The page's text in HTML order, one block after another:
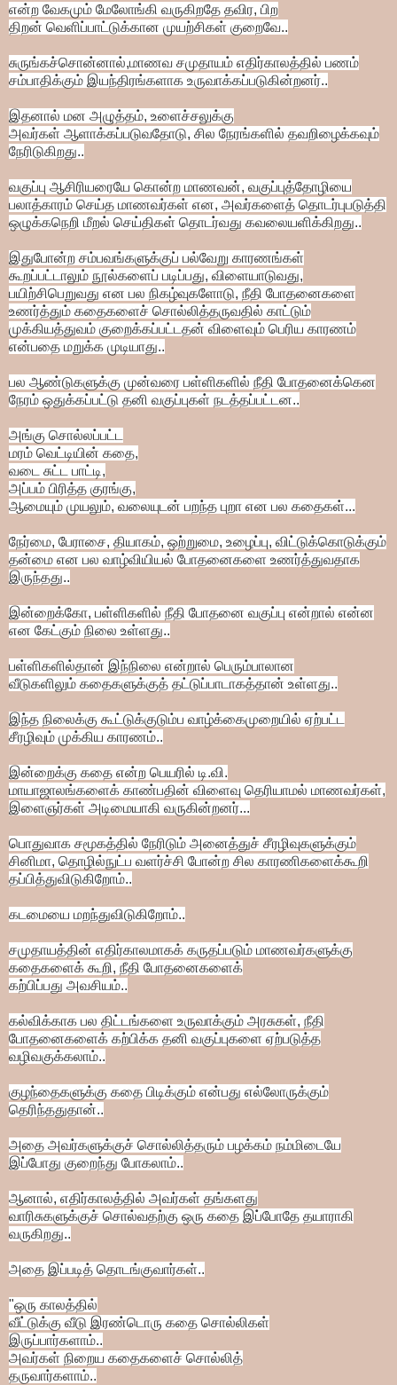
என்ற வேகமும் மேலோங்கி வருகிறதே தவிர, பிற
திறன் வெளிப்பாட்டுக்கான முயற்சிகள் குறைவே..
சுருங்கச்சொன்னால்,மாணவ சமுதாயம் எதிர்காலத்தில் பணம்
சம்பாதிக்கும் இயந்திரங்களாக உருவாக்கப்படுகின்றனர்..
இதனால் மன அழுத்தம், உளைச்சலுக்கு
அவர்கள் ஆளாக்கப்படுவதோடு, சில நேரங்களில் தவறிழைக்கவும்
நேரிடுகிறது..
வகுப்பு ஆசிரியரையே கொன்ற மாணவன், வகுப்புத்தோழியை
பலாத்காரம் செய்த மாணவர்கள் என, அவர்களைத் தொடர்புபடுத்தி
ஒழுக்கநெறி மீறல் செய்திகள் தொடர்வது கவலையளிக்கிறது..
இதுபோன்ற சம்பவங்களுக்குப் பல்வேறு காரணங்கள்
கூறப்பட்டாலும் நூல்களைப் படிப்பது, விளையாடுவது,
பயிற்சிபெறுவது என பல நிகழ்வுகளோடு, நீதி போதனைகளை
உணர்த்தும் கதைகளைச் சொல்லித்தருவதில் காட்டும்
முக்கியத்துவம் குறைக்கப்பட்டதன் விளைவும் பெரிய காரணம்
என்பதை மறுக்க முடியாது..
பல ஆண்டுகளுக்கு முன்வரை பள்ளிகளில் நீதி போதனைக்கென
நேரம் ஒதுக்கப்பட்டு தனி வகுப்புகள் நடத்தப்பட்டன..
அங்கு சொல்லப்பட்ட
மரம் வெட்டியின் கதை,
வடை சுட்ட பாட்டி,
அப்பம் பிரித்த குரங்கு,
ஆமையும் முயலும், வலையுடன் பறந்த புறா என பல கதைகள்...
நேர்மை, பேராசை, தியாகம், ஒற்றுமை, உழைப்பு, விட்டுக்கொடுக்கும்
தன்மை என பல வாழ்வியியல் போதனைகளை உணர்த்துவதாக
இருந்தது..
இன்றைக்கோ, பள்ளிகளில் நீதி போதனை வகுப்பு என்றால் என்ன
என கேட்கும் நிலை உள்ளது..
பள்ளிகளில்தான் இந்நிலை என்றால் பெரும்பாலான
வீடுகளிலும் கதைகளுக்குத் தட்டுப்பாடாகத்தான் உள்ளது..
இந்த நிலைக்கு கூட்டுக்குடும்ப வாழ்க்கைமுறையில் ஏற்பட்ட
சீரழிவும் முக்கிய காரணம்..
இன்றைக்கு கதை என்ற பெயரில் டி.வி.
மாயாஜாலங்களைக் காண்பதின் விளைவு தெரியாமல் மாணவர்கள்,
இளைஞர்கள் அடிமையாகி வருகின்றனர்...
பொதுவாக சமூகத்தில் நேரிடும் அனைத்துச் சீரழிவுகளுக்கும்
சினிமா, தொழில்நுட்ப வளர்ச்சி போன்ற சில காரணிகளைக்கூறி
தப்பித்துவிடுகிறோம்..
கடமையை மறந்துவிடுகிறோம்..
சமுதாயத்தின் எதிர்காலமாகக் கருதப்படும் மாணவர்களுக்கு
கதைகளைக் கூறி, நீதி போதனைகளைக்
கற்பிப்பது அவசியம்..
கல்விக்காக பல திட்டங்களை உருவாக்கும் அரசுகள், நீதி
போதனைகளைக் கற்பிக்க தனி வகுப்புகளை ஏற்படுத்த
வழிவகுக்கலாம்..
குழந்தைகளுக்கு கதை பிடிக்கும் என்பது எல்லோருக்கும்
தெரிந்ததுதான்..
அதை அவர்களுக்குச் சொல்லித்தரும் பழக்கம் நம்மிடையே
இப்போது குறைந்து போகலாம்..
ஆனால், எதிர்காலத்தில் அவர்கள் தங்களது
வாரிசுகளுக்குச் சொல்வதற்கு ஒரு கதை இப்போதே தயாராகி
வருகிறது..
அதை இப்படித் தொடங்குவார்கள்..
"ஒரு காலத்தில்
வீட்டுக்கு வீடு இரண்டொரு கதை சொல்லிகள்
இருப்பார்களாம்..
அவர்கள் நிறைய கதைகளைச் சொல்லித்
தருவார்களாம்..